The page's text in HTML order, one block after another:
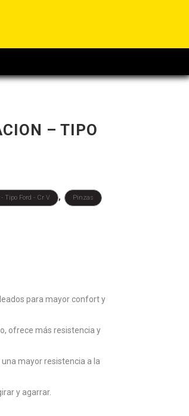
– TIPO
Tipo Ford - Cr V , Pinzas
para mayor confort y
ofrece más resistencia y
mayor resistencia a la
y agarrar.